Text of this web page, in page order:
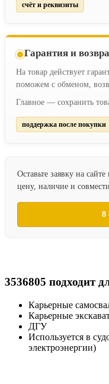
счёт и реквизиты
Гарантия и
На товар действует
поможем с обменом,
Главное — сохранить
поддержка после покупки
Оставьте заявку на
цену, наличие и
8
3536805 подходит
Карьерные
Карьерные
ДГУ
Используется в
электроэнергии)